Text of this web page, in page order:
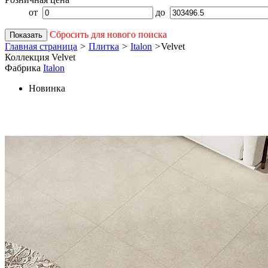
от
до
Показать
Сбросить для нового поиска
Главная страница > Плитка > Italon >Velvet
Коллекция Velvet
Фабрика Italon
Новинка